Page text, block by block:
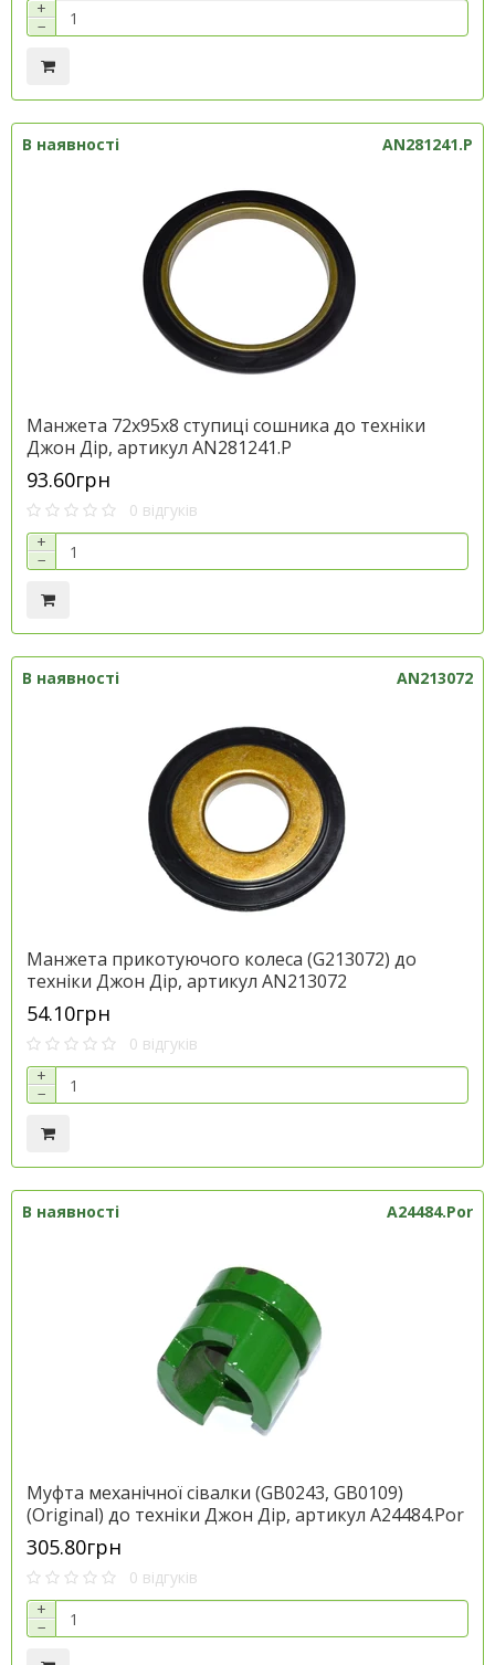
+
−
В наявності AN281241.P
Манжета 72х95х8 ступиці сошника до техніки
Джон Дір, артикул AN281241.P
93.60грн
0 відгуків
+
−
В наявності AN213072
Манжета прикотуючого колеса (G213072) до
техніки Джон Дір, артикул AN213072
54.10грн
0 відгуків
+
−
В наявності A24484.Por
Муфта механічної сівалки (GB0243, GB0109)
(Original) до техніки Джон Дір, артикул A24484.Por
305.80грн
0 відгуків
+
−